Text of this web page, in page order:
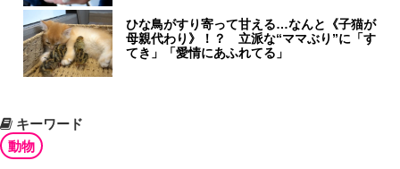
ひな鳥がすり寄って甘える…なんと《子猫が
母親代わり》！？ 立派な“ママぶり”に「す
てき」「愛情にあふれてる」
キーワード
動物